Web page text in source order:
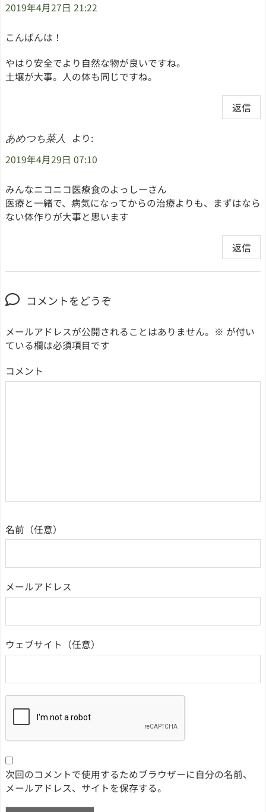
2019年4月27日 21:22
こんばんは！
やはり安全でより自然な物が良いですね。
土壌が大事。人の体も同じですね。
返信
あめつち菜人
より:
2019年4月29日 07:10
みんなニコニコ医療食のよっしーさん
医療と一緒で、病気になってからの治療よりも、まずはなら
ない体作りが大事と思います
返信
コメントをどうぞ
メールアドレスが公開されることはありません。 ※ が付い
ている欄は必須項目です
コメント
名前
メールアドレス
ウェブサイト
次回のコメントで使用するためブラウザーに自分の名前、
メールアドレス、サイトを保存する。